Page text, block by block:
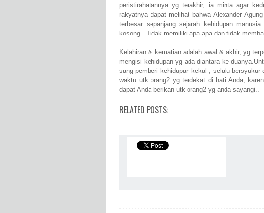
peristirahatannya yg terakhir, ia minta agar
rakyatnya dapat melihat bahwa Alexander
terbesar sepanjang sejarah kehidupan
kosong...Tidak memiliki apa-apa dan tidak
Kelahiran & kematian adalah awal & akhir, yg
mengisi kehidupan yg ada diantara ke
sang pemberi kehidupan kekal , selalu
waktu utk orang2 yg terdekat di hati Anda,
dapat Anda berikan utk orang2 yg anda sayangi..
RELATED POSTS: